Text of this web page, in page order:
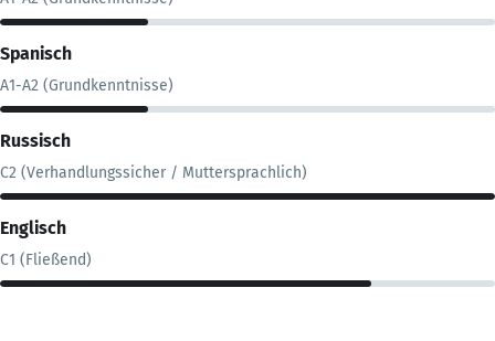
Spanisch
A1-A2 (Grundkenntnisse)
Russisch
C2 (Verhandlungssicher / Muttersprachlich)
Englisch
C1 (Fließend)